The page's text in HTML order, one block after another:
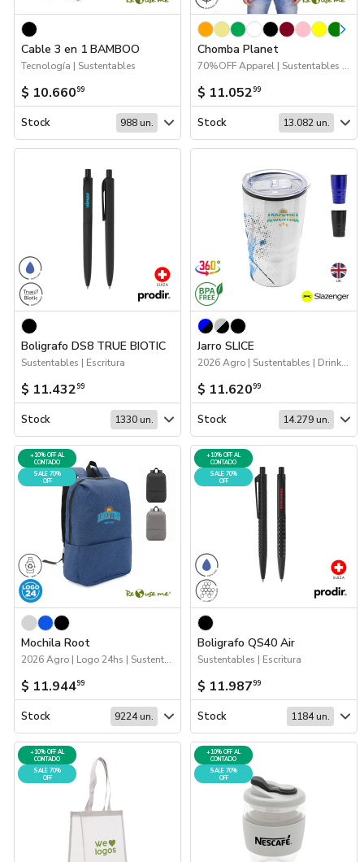
Cable 3 en 1 BAMBOO
Tecnología | Sustentables
$ 10.66099
Stock 988 un.
Chomba Planet
70%OFF Apparel | Sustentables | Apparel
$ 11.05299
Stock 13.082 un.
Boligrafo DS8 TRUE BIOTIC
Sustentables | Escritura
$ 11.43299
Stock 1330 un.
Jarro SLICE
2026 Agro | Sustentables | Drinkware
$ 11.62099
Stock 14.279 un.
+10% OFF AL
CONTADO
SALE 70%
OFF
Mochila Root
2026 Agro | Logo 24hs | Sustentables | Bolsos y Mochilas | 70%OFF Bolsos y Mochilas
$ 11.94499
Stock 9224 un.
+10% OFF AL
CONTADO
SALE 70%
OFF
Boligrafo QS40 Air
Sustentables | Escritura
$ 11.98799
Stock 1184 un.
+10% OFF AL
CONTADO
SALE 70%
OFF
+10% OFF AL
CONTADO
SALE 70%
OFF